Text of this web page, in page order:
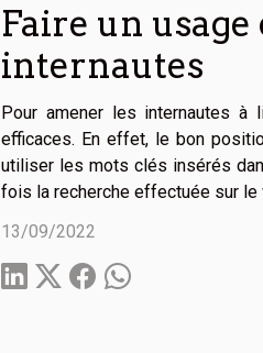
Faire un
internautes
Pour amener les internautes
efficaces. En effet, le bon
utiliser les mots clés insérés
fois la recherche effectuée sur le
13/09/2022